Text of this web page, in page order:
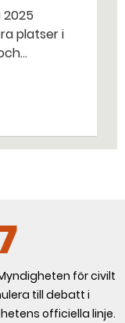
platser i
för civilt
till debatt i
officiella linje.